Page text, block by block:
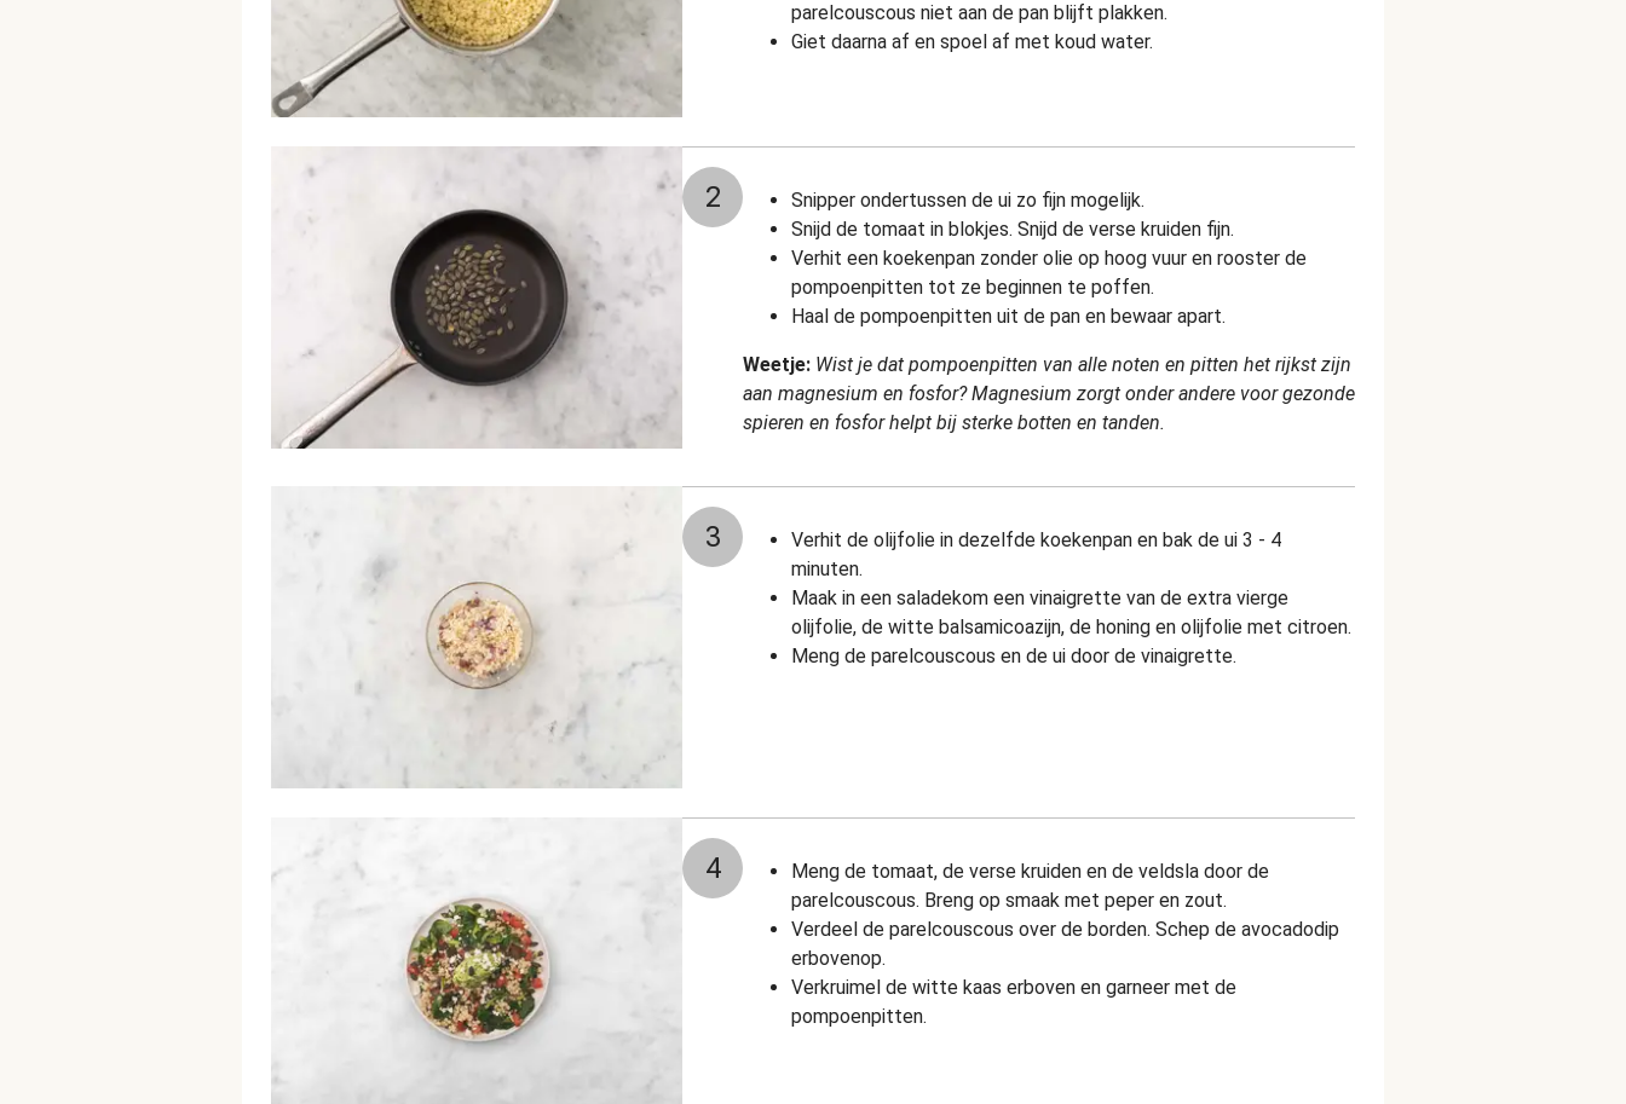
parelcouscous niet aan de pan blijft plakken.
Giet daarna af en spoel af met koud water.
2
Snipper ondertussen de ui zo fijn mogelijk.
Snijd de tomaat in blokjes. Snijd de verse kruiden fijn.
Verhit een koekenpan zonder olie op hoog vuur en rooster de
pompoenpitten tot ze beginnen te poffen.
Haal de pompoenpitten uit de pan en bewaar apart.
Weetje: Wist je dat pompoenpitten van alle noten en pitten het rijkst zijn
aan magnesium en fosfor? Magnesium zorgt onder andere voor gezonde
spieren en fosfor helpt bij sterke botten en tanden.
3
Verhit de olijfolie in dezelfde koekenpan en bak de ui 3 - 4
minuten.
Maak in een saladekom een vinaigrette van de extra vierge
olijfolie, de witte balsamicoazijn, de honing en olijfolie met citroen.
Meng de parelcouscous en de ui door de vinaigrette.
4
Meng de tomaat, de verse kruiden en de veldsla door de
parelcouscous. Breng op smaak met peper en zout.
Verdeel de parelcouscous over de borden. Schep de avocadodip
erbovenop.
Verkruimel de witte kaas erboven en garneer met de
pompoenpitten.